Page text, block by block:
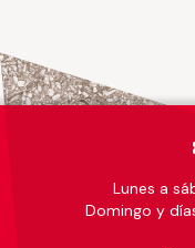
Lunes a
Domingo y